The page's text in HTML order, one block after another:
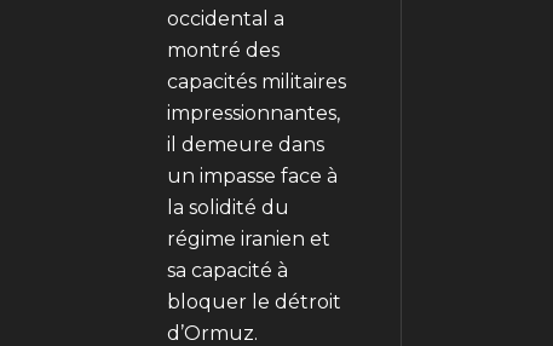
occidental a
montré des
capacités militaires
impressionnantes,
il demeure dans
un impasse face à
la solidité du
régime iranien et
sa capacité à
bloquer le détroit
d’Ormuz.